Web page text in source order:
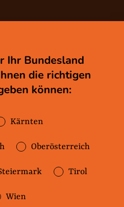
für
Ihr Bundesland
die richtigen
können:
Kärnten
Oberösterreich
Tirol
Wien